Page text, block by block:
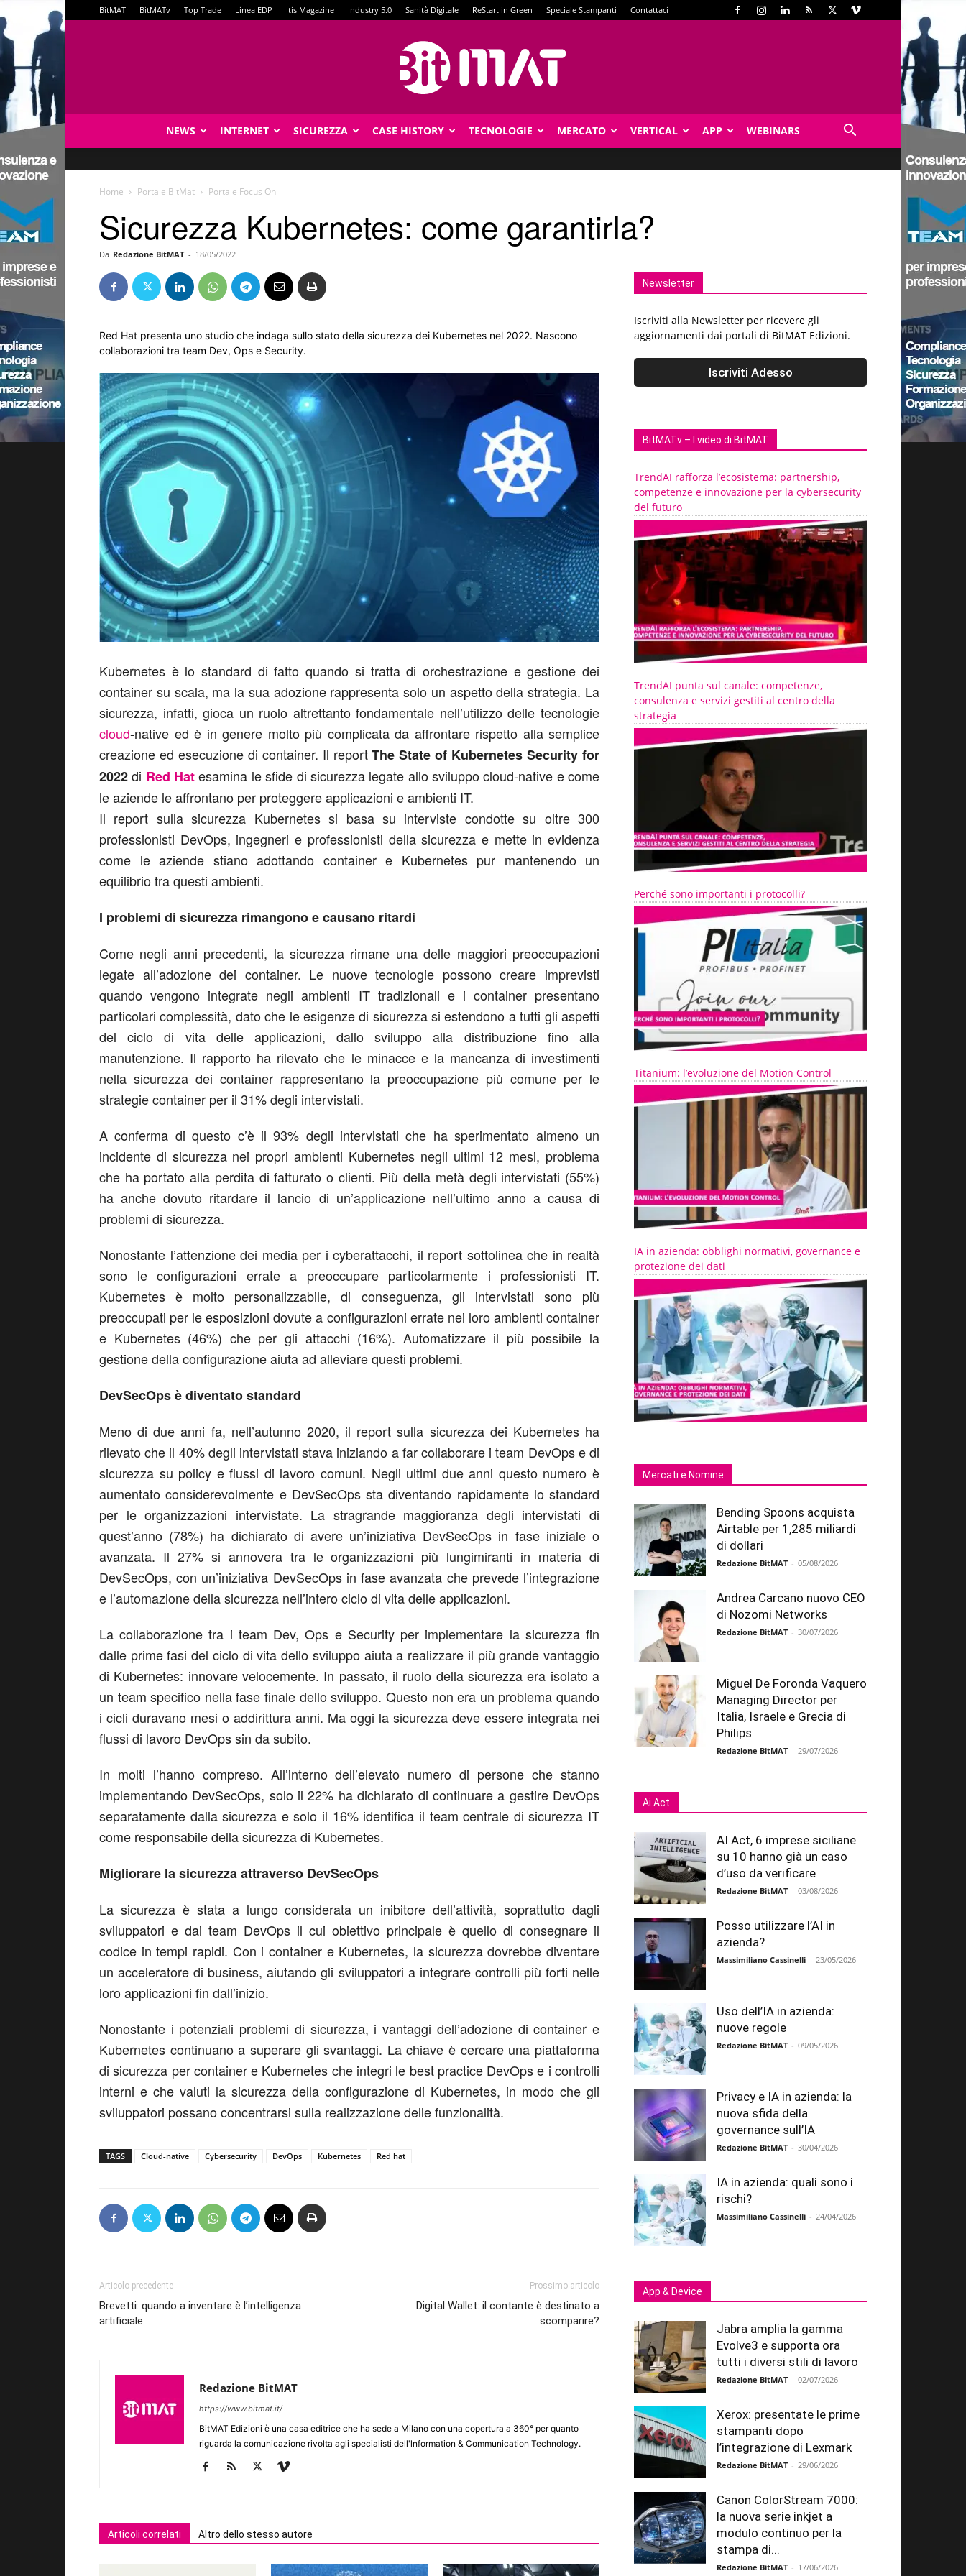
BitMAT BitMATv Top Trade Linea EDP Itis Magazine Industry 5.0 Sanità Digitale ReStart in Green Speciale Stampanti Contattaci
NEWS INTERNET SICUREZZA CASE HISTORY TECNOLOGIE MERCATO VERTICAL APP WEBINARS
Home Portale BitMat Portale Focus On
Sicurezza Kubernetes: come garantirla?
Da Redazione BitMAT - 18/05/2022
Red Hat presenta uno studio che indaga sullo stato della sicurezza dei Kubernetes nel 2022. Nascono
collaborazioni tra team Dev, Ops e Security.
Kubernetes è lo standard di fatto quando si tratta di orchestrazione e gestione dei
container su scala, ma la sua adozione rappresenta solo un aspetto della strategia. La
sicurezza, infatti, gioca un ruolo altrettanto fondamentale nell’utilizzo delle tecnologie
cloud-native ed è in genere molto più complicata da affrontare rispetto alla semplice
creazione ed esecuzione di container. Il reportThe State of Kubernetes Security for
2022di Red Hatesamina le sfide di sicurezza legate allo sviluppo cloud-native e come
le aziende le affrontano per proteggere applicazioni e ambienti IT.
Il report sulla sicurezza Kubernetes si basa su interviste condotte su oltre 300
professionisti DevOps, ingegneri e professionisti della sicurezza e mette in evidenza
come le aziende stiano adottando container e Kubernetes pur mantenendo un
equilibrio tra questi ambienti.
I problemi di sicurezza rimangono e causano ritardi
Come negli anni precedenti, la sicurezza rimane una delle maggiori preoccupazioni
legate all’adozione dei container. Le nuove tecnologie possono creare imprevisti
quando vengono integrate negli ambienti IT tradizionali e i container presentano
particolari complessità, dato che le esigenze di sicurezza si estendono a tutti gli aspetti
del ciclo di vita delle applicazioni, dallo sviluppo alla distribuzione fino alla
manutenzione. Il rapporto ha rilevato che le minacce e la mancanza di investimenti
nella sicurezza dei container rappresentano la preoccupazione più comune per le
strategie container per il 31% degli intervistati.
A conferma di questo c’è il 93% degli intervistati che ha sperimentato almeno un
incidente di sicurezza nei propri ambienti Kubernetes negli ultimi 12 mesi, problema
che ha portato alla perdita di fatturato o clienti. Più della metà degli intervistati (55%)
ha anche dovuto ritardare il lancio di un’applicazione nell’ultimo anno a causa di
problemi di sicurezza.
Nonostante l’attenzione dei media per i cyberattacchi, il report sottolinea che in realtà
sono le configurazioni errate a preoccupare particolarmente i professionisti IT.
Kubernetes è molto personalizzabile, di conseguenza, gli intervistati sono più
preoccupati per le esposizioni dovute a configurazioni errate nei loro ambienti container
e Kubernetes (46%) che per gli attacchi (16%). Automatizzare il più possibile la
gestione della configurazione aiuta ad alleviare questi problemi.
DevSecOps è diventato standard
Meno di due anni fa, nell’autunno 2020, il report sulla sicurezza dei Kubernetes ha
rilevato che il 40% degli intervistati stava iniziando a far collaborare i team DevOps e di
sicurezza su policy e flussi di lavoro comuni. Negli ultimi due anni questo numero è
aumentato considerevolmente e DevSecOps sta diventando rapidamente lo standard
per le organizzazioni intervistate. La stragrande maggioranza degli intervistati di
quest’anno (78%) ha dichiarato di avere un’iniziativa DevSecOps in fase iniziale o
avanzata. Il 27% si annovera tra le organizzazioni più lungimiranti in materia di
DevSecOps, con un’iniziativa DevSecOps in fase avanzata che prevede l’integrazione
e l’automazione della sicurezza nell’intero ciclo di vita delle applicazioni.
La collaborazione tra i team Dev, Ops e Security per implementare la sicurezza fin
dalle prime fasi del ciclo di vita dello sviluppo aiuta a realizzare il più grande vantaggio
di Kubernetes: innovare velocemente. In passato, il ruolo della sicurezza era isolato a
un team specifico nella fase finale dello sviluppo. Questo non era un problema quando
i cicli duravano mesi o addirittura anni. Ma oggi la sicurezza deve essere integrata nei
flussi di lavoro DevOps sin da subito.
In molti l’hanno compreso. All’interno dell’elevato numero di persone che stanno
implementando DevSecOps, solo il 22% ha dichiarato di continuare a gestire DevOps
separatamente dalla sicurezza e solo il 16% identifica il team centrale di sicurezza IT
come responsabile della sicurezza di Kubernetes.
Migliorare la sicurezza attraverso DevSecOps
La sicurezza è stata a lungo considerata un inibitore dell’attività, soprattutto dagli
sviluppatori e dai team DevOps il cui obiettivo principale è quello di consegnare il
codice in tempi rapidi. Con i container e Kubernetes, la sicurezza dovrebbe diventare
un acceleratore di business, aiutando gli sviluppatori a integrare controlli più forti nelle
loro applicazioni fin dall’inizio.
Nonostante i potenziali problemi di sicurezza, i vantaggi dell’adozione di container e
Kubernetes continuano a superare gli svantaggi. La chiave è cercare una piattaforma
di sicurezza per container e Kubernetes che integri le best practice DevOps e i controlli
interni e che valuti la sicurezza della configurazione di Kubernetes, in modo che gli
sviluppatori possano concentrarsi sulla realizzazione delle funzionalità.
TAGS Cloud-native Cybersecurity DevOps Kubernetes Red hat
Articolo precedente
Brevetti: quando a inventare è l’intelligenza
artificiale
Prossimo articolo
Digital Wallet: il contante è destinato a
scomparire?
Redazione BitMAT
https://www.bitmat.it/
BitMAT Edizioni è una casa editrice che ha sede a Milano con una copertura a 360° per quanto
riguarda la comunicazione rivolta agli specialisti dell'lnformation & Communication Technology.
Articoli correlati Altro dello stesso autore
Newsletter
Iscriviti alla Newsletter per ricevere gli
aggiornamenti dai portali di BitMAT Edizioni.
BitMATv – I video di BitMAT
TrendAI rafforza l’ecosistema: partnership,
competenze e innovazione per la cybersecurity
del futuro
TrendAI punta sul canale: competenze,
consulenza e servizi gestiti al centro della
strategia
Perché sono importanti i protocolli?
Titanium: l’evoluzione del Motion Control
IA in azienda: obblighi normativi, governance e
protezione dei dati
Mercati e Nomine
Bending Spoons acquista
Airtable per 1,285 miliardi
di dollari
Redazione BitMAT - 05/08/2026
Andrea Carcano nuovo CEO
di Nozomi Networks
Redazione BitMAT - 30/07/2026
Miguel De Foronda Vaquero
Managing Director per
Italia, Israele e Grecia di
Philips
Redazione BitMAT - 29/07/2026
Ai Act
AI Act, 6 imprese siciliane
su 10 hanno già un caso
d’uso da verificare
Redazione BitMAT - 03/08/2026
Posso utilizzare l’AI in
azienda?
Massimiliano Cassinelli - 23/05/2026
Uso dell’IA in azienda:
nuove regole
Redazione BitMAT - 09/05/2026
Privacy e IA in azienda: la
nuova sfida della
governance sull’IA
Redazione BitMAT - 30/04/2026
IA in azienda: quali sono i
rischi?
Massimiliano Cassinelli - 24/04/2026
App & Device
Jabra amplia la gamma
Evolve3 e supporta ora
tutti i diversi stili di lavoro
Redazione BitMAT - 02/07/2026
Xerox: presentate le prime
stampanti dopo
l’integrazione di Lexmark
Redazione BitMAT - 29/06/2026
Canon ColorStream 7000:
la nuova serie inkjet a
modulo continuo per la
stampa di...
Redazione BitMAT - 17/06/2026